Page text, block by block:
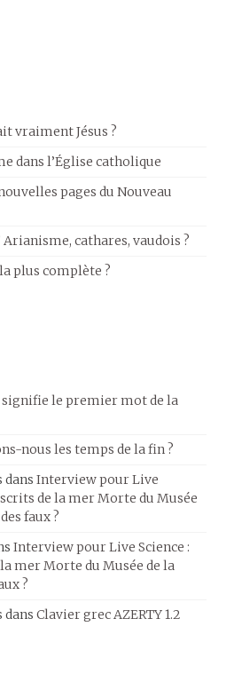
vraiment Jésus ?
dans l’Église catholique
pages du Nouveau
cathares, vaudois ?
plus complète ?
signifie le premier mot de la
nous les temps de la fin ?
dans Interview pour Live
de la mer Morte du Musée
faux ?
Interview pour Live Science :
mer Morte du Musée de la
?
dans Clavier grec AZERTY 1.2